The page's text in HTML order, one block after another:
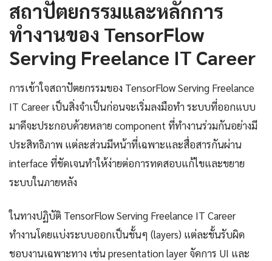
สถาปัตยกรรมและหลักการ
ทำงานของ TensorFlow
Serving Freelance IT Career
การเข้าใจสถาปัตยกรรมของ TensorFlow Serving Freelance
IT Career เป็นสิ่งจำเป็นก่อนจะเริ่มลงมือทำ ระบบที่ออกแบบ
มาดีจะประกอบด้วยหลาย component ที่ทำงานร่วมกันอย่างมี
ประสิทธิภาพ แต่ละส่วนมีหน้าที่เฉพาะและสื่อสารกันผ่าน
interface ที่ชัดเจนทำให้ง่ายต่อการทดสอบแก้ไขและขยาย
ระบบในภายหลัง
ในทางปฏิบัติ TensorFlow Serving Freelance IT Career
ทำงานโดยแบ่งระบบออกเป็นชั้นๆ (layers) แต่ละชั้นรับผิด
ชอบงานเฉพาะทาง เช่น presentation layer จัดการ UI และ